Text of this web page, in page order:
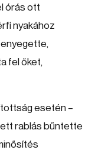
órás ott
nyakához
fel őket,
esetén –
rablás bűntette